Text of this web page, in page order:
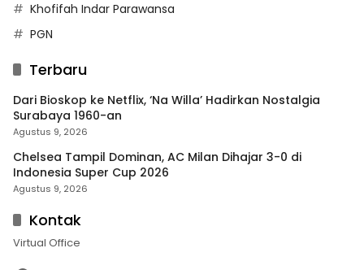
Khofifah Indar Parawansa
PGN
Terbaru
Dari Bioskop ke Netflix, ‘Na Willa’ Hadirkan Nostalgia
Surabaya 1960-an
Agustus 9, 2026
Chelsea Tampil Dominan, AC Milan Dihajar 3-0 di
Indonesia Super Cup 2026
Agustus 9, 2026
Kontak
Virtual Office